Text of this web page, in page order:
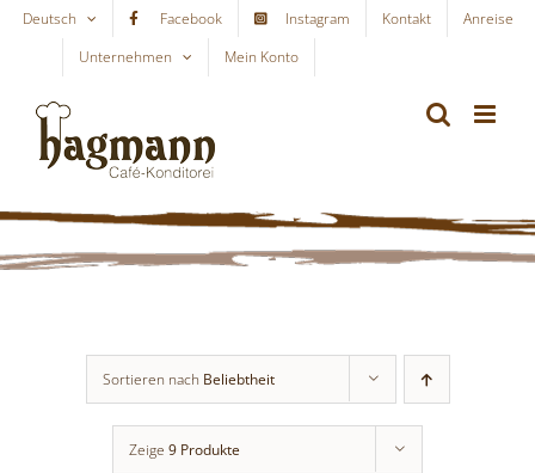
Skip
content
Deutsch Facebook Instagram Kontakt
Anreise
Unternehmen
Mein Konto
Sortieren nach Beliebtheit
Zeige 9 Produkte